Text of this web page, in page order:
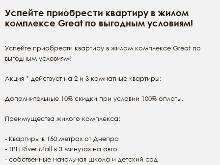
Успейте приобрести квартиру в жилом
комплексе Great по выгодным условиям!
Успейте приобрести квартиру в жилом комплексе Great по
выгодным условиям!
Акция * действует на 2 и 3 комнатные квартиры:
Дополнительные 10% скидки при условии 100% оплаты.
Преимущества жилого комплекса:
- Квартиры в 150 метрах от Днепра
- ТРЦ River Mall в 3 минутах на авто
- собственные начальная школа и детский сад